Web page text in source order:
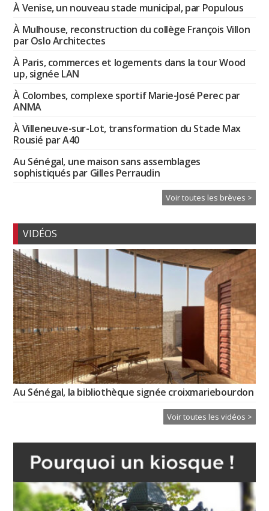
À Venise, un nouveau stade municipal, par Populous
À Mulhouse, reconstruction du collège François Villon
par Oslo Architectes
À Paris, commerces et logements dans la tour Wood
up, signée LAN
À Colombes, complexe sportif Marie-José Perec par
ANMA
À Villeneuve-sur-Lot, transformation du Stade Max
Rousié par A40
Au Sénégal, une maison sans assemblages
sophistiqués par Gilles Perraudin
Voir toutes les brèves >
VIDÉOS
Au Sénégal, la bibliothèque signée croixmariebourdon
Voir toutes les vidéos >